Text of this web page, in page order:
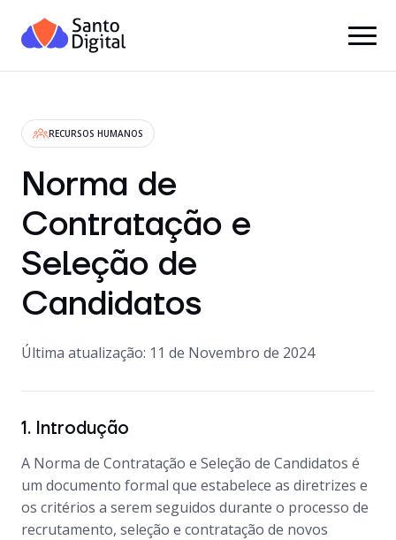
RECURSOS HUMANOS
Norma de
Contratação e
Seleção de
Candidatos
Última atualização: 11 de Novembro de 2024
1. Introdução
A Norma de Contratação e Seleção de Candidatos é
um documento formal que estabelece as diretrizes e
os critérios a serem seguidos durante o processo de
recrutamento, seleção e contratação de novos